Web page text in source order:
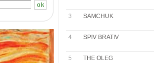
3 SAMCHUK
4 SPIV BRATIV
5 THE OLEG